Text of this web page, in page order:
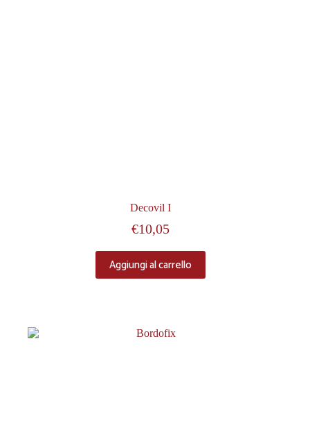
Decovil I
€10,05
Aggiungi al carrello